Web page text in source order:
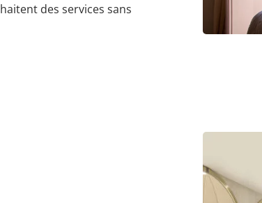
des services sans